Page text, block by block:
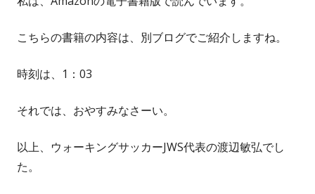
こちらの書籍の内容は、別ブログでご紹介しますね。
時刻は、1：03
それでは、おやすみなさーい。
以上、ウォーキングサッカーJWS代表の渡辺敏弘でし
た。